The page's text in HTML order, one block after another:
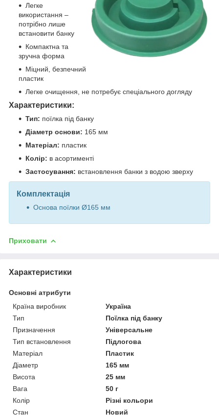
Легке
використання –
потрібно лише
встановити банку
Компактна та
зручна форма
Міцний, безпечний
пластик
Легке очищення, не потребує спеціального догляду
Характеристики:
Тип: поїлка під банку
Діаметр основи: 165 мм
Матеріал: пластик
Колір: в асортименті
Застосування: встановлення банки з водою зверху
Комплектація
Основа поїлки Ø165 мм
Приховати
Характеристики
Основні атрибути
Країна виробник
Україна
Тип
Поїлка під банку
Призначення
Універсальне
Тип встановлення
Підлогова
Матеріал
Пластик
Діаметр
165 мм
Висота
25 мм
Вага
50 г
Колір
Різні кольори
Стан
Новий